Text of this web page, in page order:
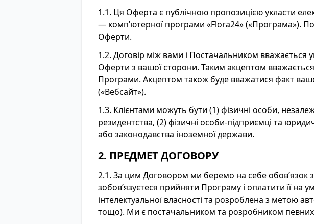
1.1. Ця Оферта є публічною пропозицією укласти
— комп’ютерної програми «Flora24» («Програма»).
Оферти.
1.2. Договір між вами і Постачальником вважається
Оферти з вашої сторони. Таким акцептом
Програми. Акцептом також буде вважатися факт
(«Вебсайт»).
1.3. Клієнтами можуть бути (1) фізичні особи,
резидентства, (2) фізичні особи-підприємці та
або законодавства іноземної держави.
2. ПРЕДМЕТ ДОГОВОРУ
2.1. За цим Договором ми беремо на себе обов’язок
зобов’язуєтеся прийняти Програму і оплатити її на
інтелектуальної власності та розроблена з метою
тощо). Ми є постачальником та розробником